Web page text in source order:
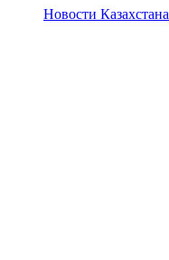
Новости Казахстана